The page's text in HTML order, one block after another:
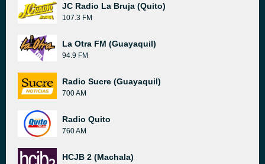
JC Radio La Bruja (Quito)
107.3 FM
La Otra FM (Guayaquil)
94.9 FM
Radio Sucre (Guayaquil)
700 AM
Radio Quito
760 AM
HCJB 2 (Machala)